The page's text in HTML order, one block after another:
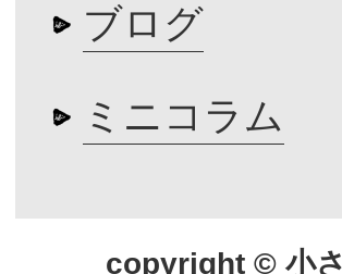
ブログ
ミニコラム
copyright © 小